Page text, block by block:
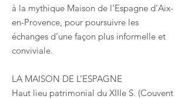
à la mythique Maison de l’Espagne d’Aix-
en-Provence, pour poursuivre les
échanges d’une façon plus informelle et
conviviale.
LA MAISON DE L’ESPAGNE
Haut lieu patrimonial du XIIIe S. (Couvent